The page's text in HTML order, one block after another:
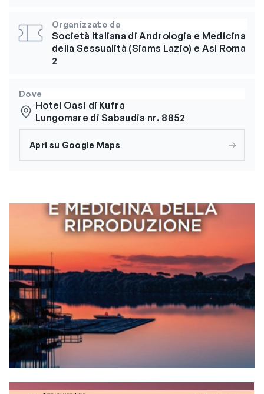
Organizzato da
Società Italiana di Andrologia e Medicina
della Sessualità (Siams Lazio) e Asl Roma
2
Dove
Hotel Oasi di Kufra
Lungomare di Sabaudia nr. 8852
Apri su Google Maps